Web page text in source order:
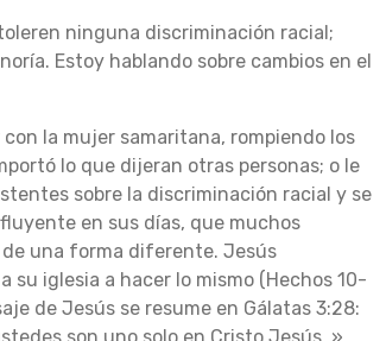
ninguna discriminación racial;
Estoy hablando sobre cambios en el
la mujer samaritana, rompiendo los
lo que dijeran otras personas; o le
sobre la discriminación racial y se
en sus días, que muchos
de una forma diferente. Jesús
su iglesia a hacer lo mismo (Hechos 10-
de Jesús se resume en Gálatas 3:28:
son uno solo en Cristo Jesús. »